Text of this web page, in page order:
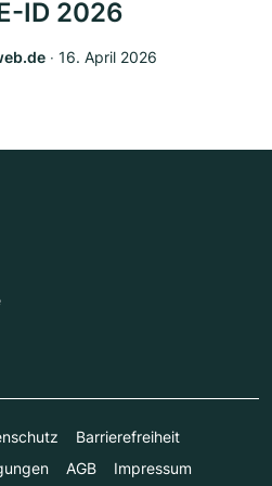
ID 2026
‧ 16. April 2026
Barrierefreiheit
AGB Impressum